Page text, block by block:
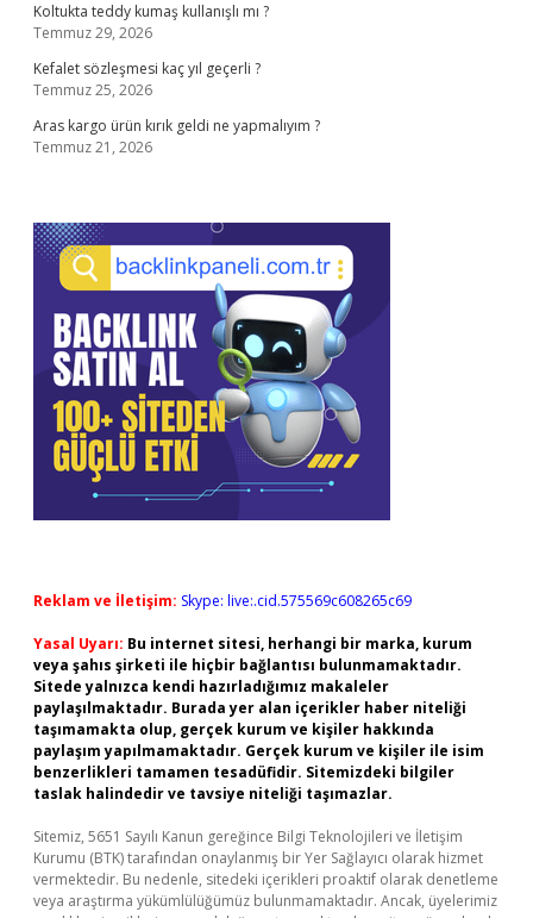
Koltukta teddy kumaş kullanışlı mı ?
Temmuz 29, 2026
Kefalet sözleşmesi kaç yıl geçerli ?
Temmuz 25, 2026
Aras kargo ürün kırık geldi ne yapmalıyım ?
Temmuz 21, 2026
Reklam ve İletişim: Skype: live:.cid.575569c608265c69
Yasal Uyarı: Bu internet sitesi, herhangi bir marka, kurum
veya şahıs şirketi ile hiçbir bağlantısı bulunmamaktadır.
Sitede yalnızca kendi hazırladığımız makaleler
paylaşılmaktadır. Burada yer alan içerikler haber niteliği
taşımamakta olup, gerçek kurum ve kişiler hakkında
paylaşım yapılmamaktadır. Gerçek kurum ve kişiler ile isim
benzerlikleri tamamen tesadüfidir. Sitemizdeki bilgiler
taslak halindedir ve tavsiye niteliği taşımazlar.
Sitemiz, 5651 Sayılı Kanun gereğince Bilgi Teknolojileri ve İletişim
Kurumu (BTK) tarafından onaylanmış bir Yer Sağlayıcı olarak hizmet
vermektedir. Bu nedenle, sitedeki içerikleri proaktif olarak denetleme
veya araştırma yükümlülüğümüz bulunmamaktadır. Ancak, üyelerimiz